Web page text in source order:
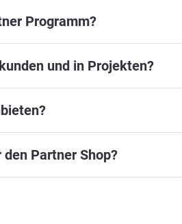
Programm?
und in Projekten?
Partner Shop?